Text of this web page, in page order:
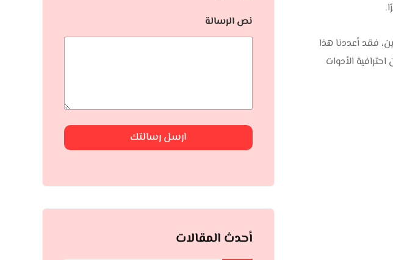
فقد أعددنا هذا
الأدوات
نص الرسالة
ارسل رسالتك
أحدث المقالات